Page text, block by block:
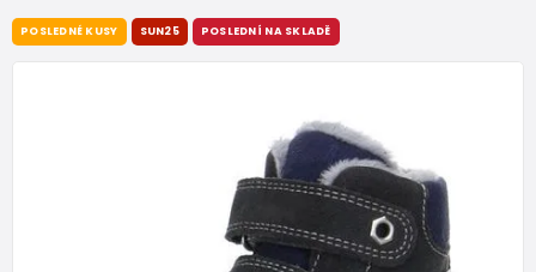
POSLEDNÉ KUSY SUN25 POSLEDNÍ NA SKLADĚ